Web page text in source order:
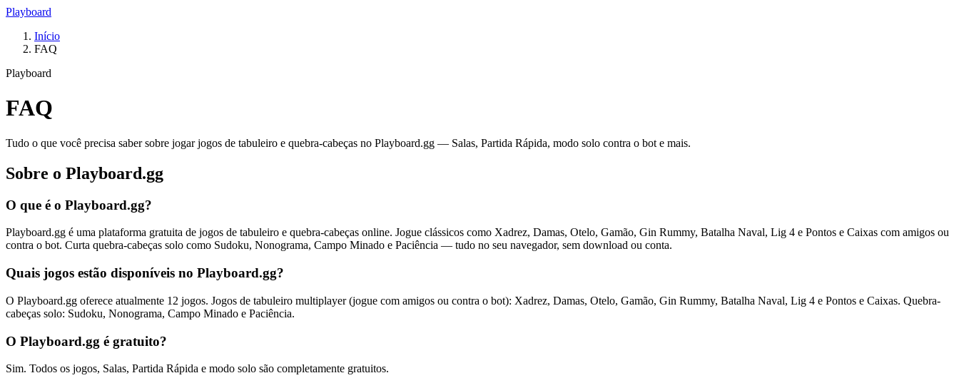
Playboard
Início
FAQ
Playboard
FAQ
Tudo o que você precisa saber sobre jogar jogos de tabuleiro e quebra-cabeças no Playboard.gg — Salas, Partida Rápida, modo solo contra o bot e mais.
Sobre o Playboard.gg
O que é o Playboard.gg?
Playboard.gg é uma plataforma gratuita de jogos de tabuleiro e quebra-cabeças online. Jogue clássicos como Xadrez, Damas, Otelo, Gamão, Gin Rummy, Batalha Naval, Lig 4 e Pontos e Caixas com amigos ou
contra o bot. Curta quebra-cabeças solo como Sudoku, Nonograma, Campo Minado e Paciência — tudo no seu navegador, sem download ou conta.
Quais jogos estão disponíveis no Playboard.gg?
O Playboard.gg oferece atualmente 12 jogos. Jogos de tabuleiro multiplayer (jogue com amigos ou contra o bot): Xadrez, Damas, Otelo, Gamão, Gin Rummy, Batalha Naval, Lig 4 e Pontos e Caixas. Quebra-
cabeças solo: Sudoku, Nonograma, Campo Minado e Paciência.
O Playboard.gg é gratuito?
Sim. Todos os jogos, Salas, Partida Rápida e modo solo são completamente gratuitos.